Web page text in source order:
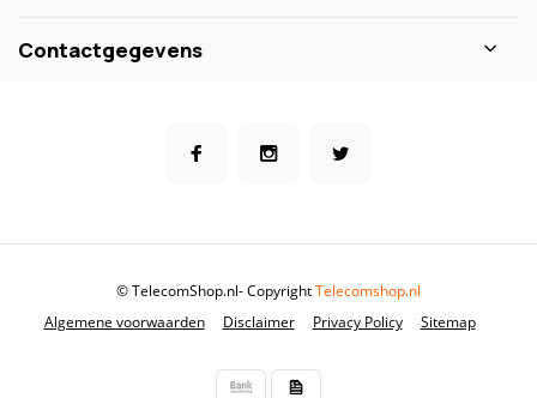
Contactgegevens
Algemene voorwaarden Disclaimer Privacy Policy Sitemap
© TelecomShop.nl- CopyrightTelecomshop.nl